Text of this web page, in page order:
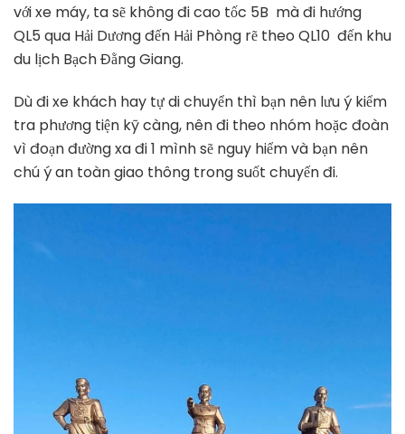
với xe máy, ta sẽ không đi cao tốc 5B mà đi hướng
QL5 qua Hải Dương đến Hải Phòng rẽ theo QL10 đến khu
du lịch Bạch Đằng Giang.
Dù đi xe khách hay tự di chuyển thì bạn nên lưu ý kiểm
tra phương tiện kỹ càng, nên đi theo nhóm hoặc đoàn
vì đoạn đường xa đi 1 mình sẽ nguy hiểm và bạn nên
chú ý an toàn giao thông trong suốt chuyến đi.